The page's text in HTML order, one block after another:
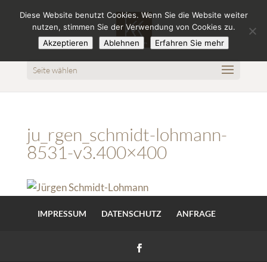
Seite wählen
ju_rgen_schmidt-lohmann-
8531-v3.400×400
IMPRESSUM DATENSCHUTZ ANFRAGE
Diese Website benutzt Cookies. Wenn Sie die Website weiter
nutzen, stimmen Sie der Verwendung von Cookies zu.
Akzeptieren
Ablehnen Erfahren Sie mehr